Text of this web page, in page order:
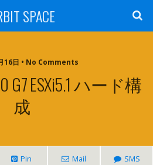
SPACE
16日 • No Comments
G7 ESXi5.1 ハード構
成
Pin Mail SMS